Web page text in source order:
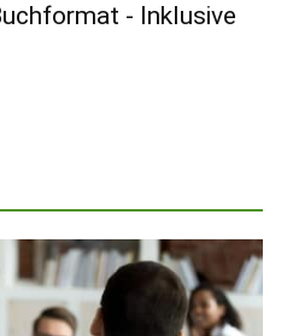
- Inklusive